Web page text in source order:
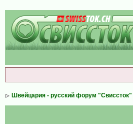
Швейцария - русский форум "Свиссток"